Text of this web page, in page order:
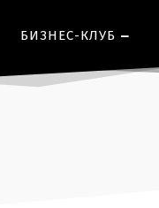
БИЗНЕС-КЛУБ